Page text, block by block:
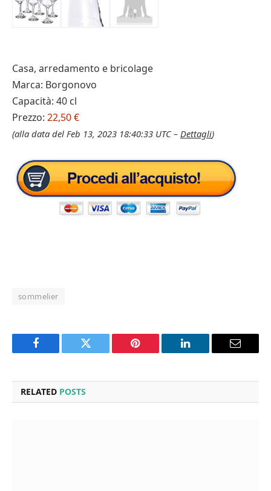
Casa, arredamento e bricolage
Marca: Borgonovo
Capacità: 40 cl
Prezzo: 22,50 €
(alla data del Feb 13, 2023 18:40:33 UTC – Dettagli)
sommelier
Facebook Twitter Pinterest LinkedIn Email
RELATED POSTS